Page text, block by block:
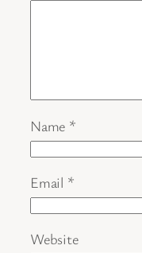
Name *
Email *
Website